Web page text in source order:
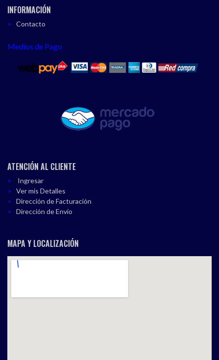
INFORMACIÓN
Contacto
Medios de Pago
ATENCIÓN AL CLIENTE
Ingresar
Ver mis Detalles
Dirección de Facturación
Dirección de Envío
MAPA Y LOCALIZACIÓN